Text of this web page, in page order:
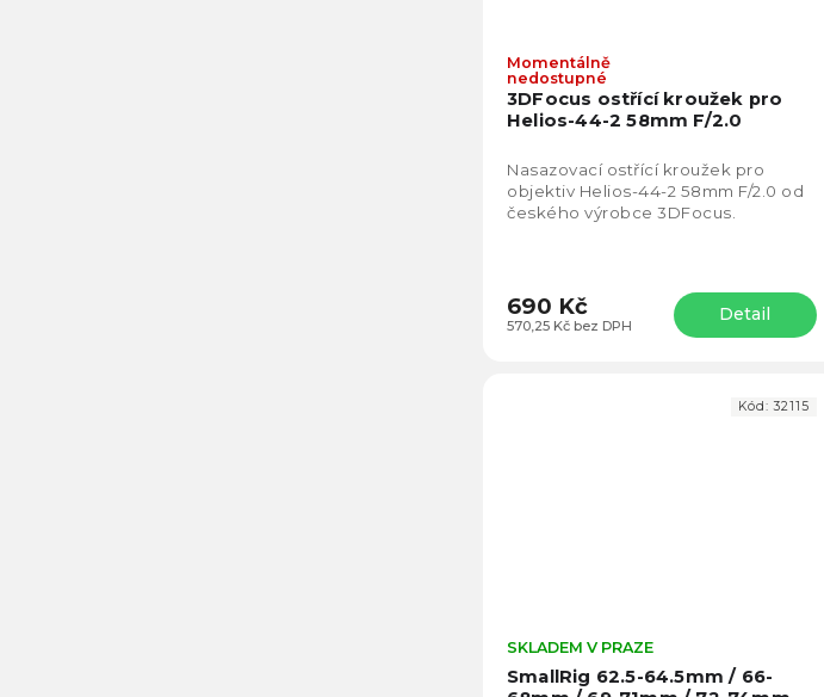
3DFocus ostřící kroužek pro
Helios-44-2 58mm F/2.0
Momentálně
nedostupné
570,25 Kč bez DPH
690 Kč Detail
Nasazovací ostřící kroužek pro
objektiv Helios-44-2 58mm F/2.0 od
českého výrobce 3DFocus.
SmallRig 62.5-64.5mm / 66-
SKLADEM V PRAZE
Kód:32115